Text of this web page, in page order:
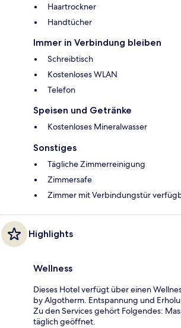
Haartrockner
Handtücher
Immer in Verbindung bleiben
Schreibtisch
Kostenloses WLAN
Telefon
Speisen und Getränke
Kostenloses Mineralwasser
Sonstiges
Tägliche Zimmerreinigung
Zimmersafe
Zimmer mit Verbindungstür
Highlights
Wellness
Dieses Hotel verfügt über einen
by Algotherm. Entspannung und
Zu den Services gehört Folgendes:
täglich geöffnet.